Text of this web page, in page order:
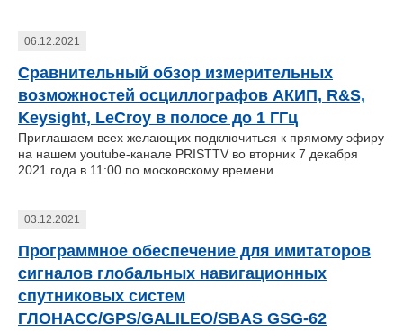
06.12.2021
Сравнительный обзор измерительных
возможностей осциллографов АКИП, R&S,
Keysight, LeCroy в полосе до 1 ГГц
Приглашаем всех желающих подключиться к прямому эфиру
на нашем youtube-канале PRISTTV во вторник 7 декабря
2021 года в 11:00 по московскому времени.
03.12.2021
Программное обеспечение для имитаторов
сигналов глобальных навигационных
спутниковых систем
ГЛОНАСС/GPS/GALILEO/SBAS GSG-62